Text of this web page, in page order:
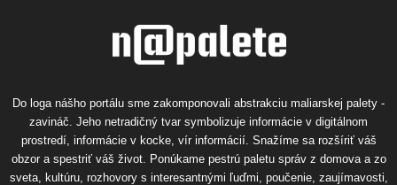
Do loga nášho portálu sme zakomponovali abstrakciu maliarskej palety -
zavináč. Jeho netradičný tvar symbolizuje informácie v digitálnom
prostredí, informácie v kocke, vír informácií. Snažíme sa rozšíriť váš
obzor a spestriť váš život. Ponúkame pestrú paletu správ z domova a zo
sveta, kultúru, rozhovory s interesantnými ľuďmi, poučenie, zaujímavosti,